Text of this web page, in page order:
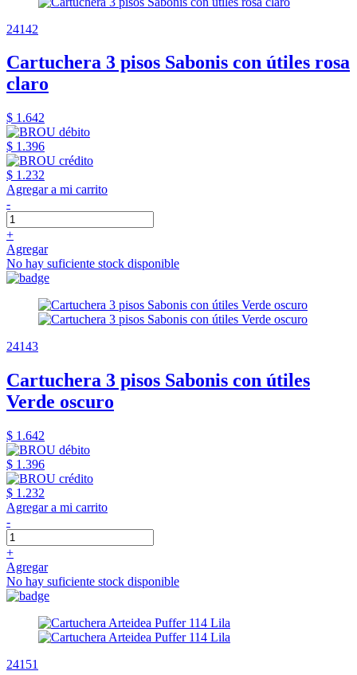
24142
Cartuchera 3 pisos Sabonis con útiles rosa
claro
$ 1.642
$ 1.396
$ 1.232
Agregar a mi carrito
-
+
Agregar
No hay suficiente stock disponible
24143
Cartuchera 3 pisos Sabonis con útiles
Verde oscuro
$ 1.642
$ 1.396
$ 1.232
Agregar a mi carrito
-
+
Agregar
No hay suficiente stock disponible
24151